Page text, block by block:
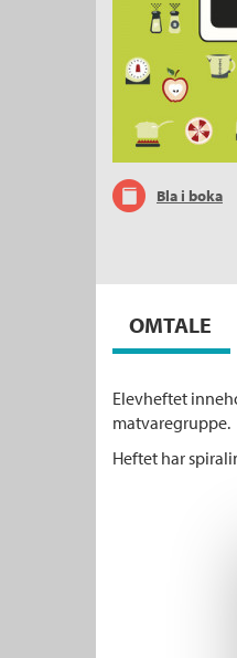
Bla i boka
OMTALE
Elevheftet
matvaregruppe.
Heftet har